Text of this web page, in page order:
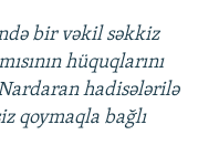
bir vəkil səkkiz
hüquqlarını
hadisələrilə
qoymaqla bağlı